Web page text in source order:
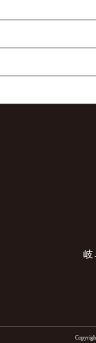
岐